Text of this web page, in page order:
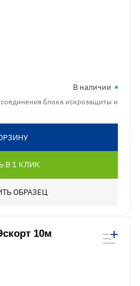
В наличии
блока искрозащиты и
В 1 КЛИК
ОБРАЗЕЦ
10м